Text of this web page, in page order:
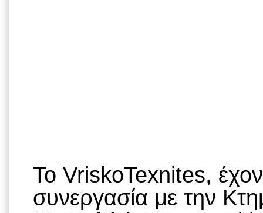
To VriskoTexnites,
συνεργασία με την